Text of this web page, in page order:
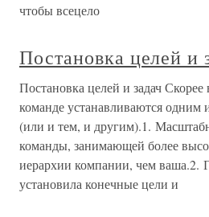
чтобы всецело
Постановка целей и
Постановка целей и задач
команде устанавливаются одним
(или и тем, и другим).1.
команды, занимающей более
иерархии компании, чем ваша.2.
установила конечные цели и